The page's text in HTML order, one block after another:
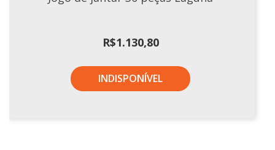
R$1.130,80
INDISPONÍVEL